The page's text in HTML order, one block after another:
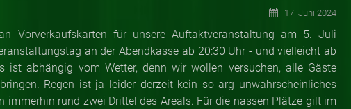
17. Juni 2024
Vorverkaufskarten für unsere Auftaktveranstaltung am 5. Juli
an der Abendkasse ab 20:30 Uhr - und vielleicht ab
ist abhängig vom Wetter, denn wir wollen versuchen, alle Gäste
Regen ist ja leider derzeit kein so arg unwahrscheinliches
immerhin rund zwei Drittel des Areals. Für die nassen Plätze gilt im